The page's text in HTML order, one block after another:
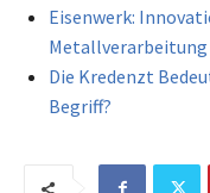
Eisenwerk:
Metallverarbeitung
Die Kredenzt
Begriff?